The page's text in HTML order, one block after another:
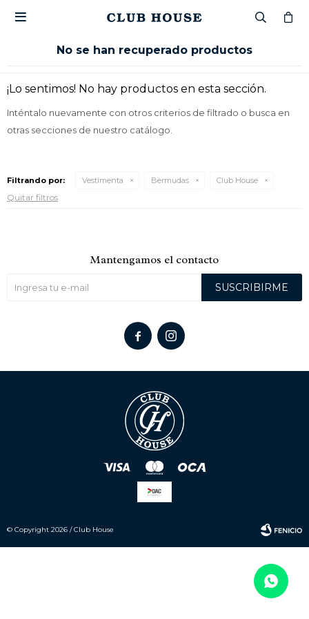

No se han recuperado productos
¡Lo sentimos! No hay productos en esta sección.
Inténtalo nuevamente con otros criterios de filtrado o busca en
otras secciones de nuestro catálogo.
Filtrando por: Vestimenta Bermudas Club House
Quitar filtros
Mantengamos el contacto
SUSCRIBIRME
 
© Copyright 2026 / Club House